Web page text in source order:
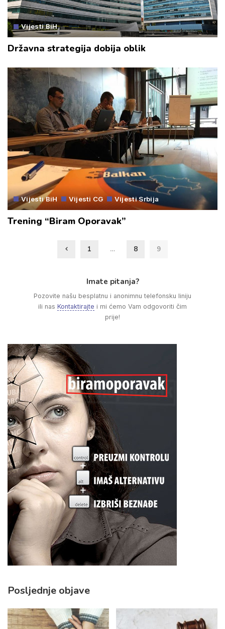
Vijesti BiH
Državna strategija dobija oblik
Vijesti BiH Vijesti CG Vijesti Srbija
Trening “Biram Oporavak”
1 … 8 9
Imate pitanja?
Pozovite našu besplatnu i anonimnu telefonsku liniju
ili nas Kontaktirajte i mi ćemo Vam odgovoriti čim
prije!
Posljednje objave